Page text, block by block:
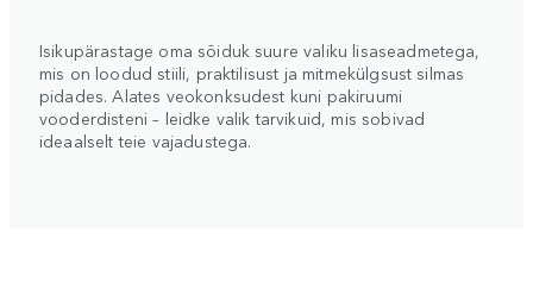
Isikupärastage oma sõiduk suure valiku lisaseadmetega,
mis on loodud stiili, praktilisust ja mitmekülgsust silmas
pidades. Alates veokonksudest kuni pakiruumi
vooderdisteni – leidke valik tarvikuid, mis sobivad
ideaalselt teie vajadustega.